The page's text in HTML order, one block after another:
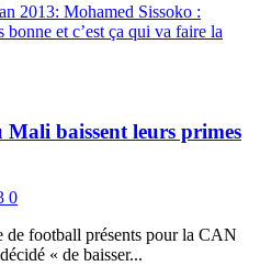
2013: Mohamed Sissoko :
bonne et c’est ça qui va faire la
baissent leurs primes
0
de football présents pour la CAN
« de baisser...